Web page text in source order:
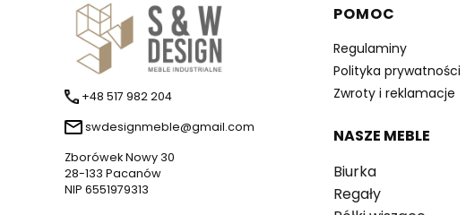
+48 517 982 204
swdesignmeble@gmail.com
Zborówek Nowy 30
28-133 Pacanów
NIP 6551979313
Linki w stopce
POMOC
Regulaminy
Polityka prywatności
Zwroty i reklamacje
NASZE MEBLE
Biurka
Regały